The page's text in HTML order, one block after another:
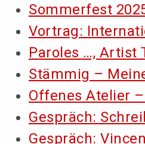
Sommerfest
Vortrag:
Paroles …, Artist
Stämmig –
Offenes Atelier
Gespräch:
Gespräch: